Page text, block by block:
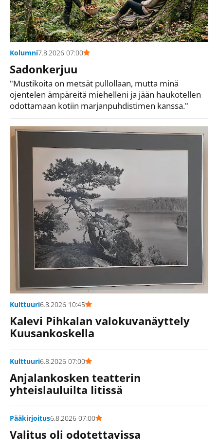
Kolumni7.8.2026 07:00
Sadonkerjuu
"Mustikoita on metsät pullollaan, mutta minä
ojentelen ämpäreitä miehelleni ja jään haukotellen
odottamaan kotiin marjanpuhdistimen kanssa."
Kulttuuri6.8.2026 10:45
Kalevi Pihkalan valokuvanäyttely
Kuusankoskella
Kulttuuri6.8.2026 07:00
Anjalankosken teatterin
yhteislauluilta Iitissä
Pääkirjoitus6.8.2026 07:00
Valitus oli odotettavissa